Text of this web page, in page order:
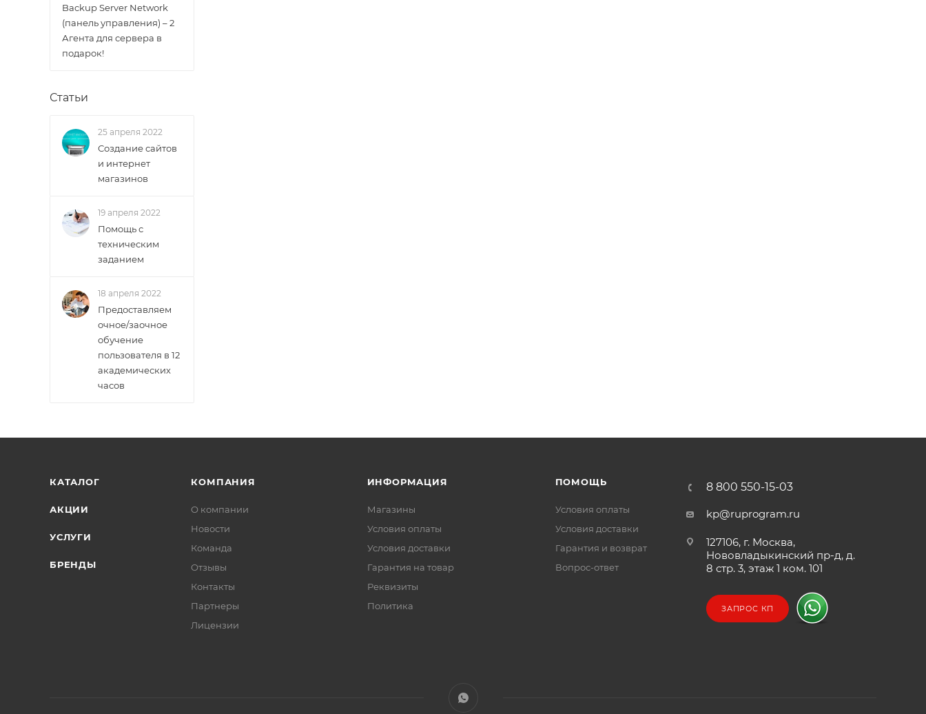
Backup Server Network
(панель управления) – 2
Агента для сервера в
подарок!
Статьи
25 апреля 2022
Создание сайтов
и интернет
магазинов
19 апреля 2022
Помощь с
техническим
заданием
18 апреля 2022
Предоставляем
очное/заочное
обучение
пользователя в 12
академических
часов
КАТАЛОГ
АКЦИИ
УСЛУГИ
БРЕНДЫ
КОМПАНИЯ
О компании
Новости
Команда
Отзывы
Контакты
Партнеры
Лицензии
ИНФОРМАЦИЯ
Магазины
Условия оплаты
Условия доставки
Гарантия на товар
Реквизиты
Политика
ПОМОЩЬ
Условия оплаты
Условия доставки
Гарантия и возврат
Вопрос-ответ
8 800 550-15-03
kp@ruprogram.ru
127106, г. Москва,
Нововладыкинский пр-д, д.
8 стр. 3, этаж 1 ком. 101
ЗАПРОС КП